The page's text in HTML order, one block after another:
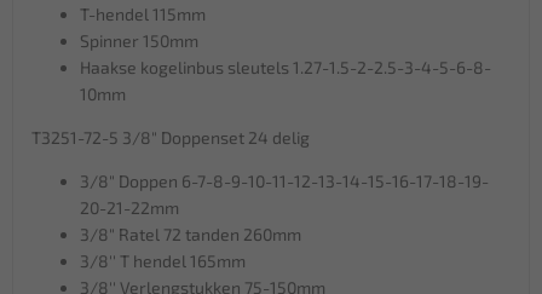
T-hendel 115mm
Spinner 150mm
Haakse kogelinbus sleutels 1.27-1.5-2-2.5-3-4-5-6-8-
10mm
T3251-72-5 3/8" Doppenset 24 delig
3/8" Doppen 6-7-8-9-10-11-12-13-14-15-16-17-18-19-
20-21-22mm
3/8" Ratel 72 tanden 260mm
3/8'' T hendel 165mm
3/8'' Verlengstukken 75-150mm